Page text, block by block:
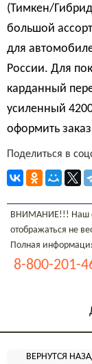
(Тимкен/
большой
для
России. Для
карданный
усиленный
оформить
Поделиться в
ВНИМАНИЕ!!! Наш
отображаться не
Полная
8-800-201-